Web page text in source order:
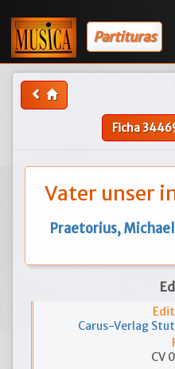
Partituras
Ficha
Vater unser
Praetorius, Michael
Carus-Verlag
CV